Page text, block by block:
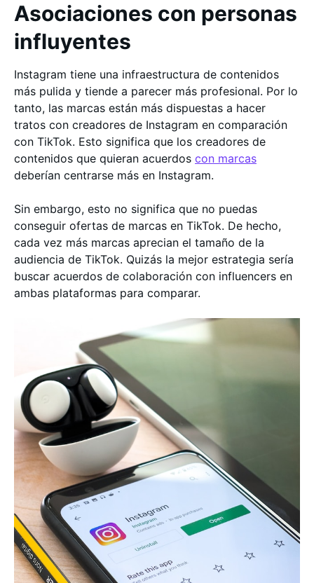
Asociaciones con personas
influyentes
Instagram tiene una infraestructura de contenidos
más pulida y tiende a parecer más profesional. Por lo
tanto, las marcas están más dispuestas a hacer
tratos con creadores de Instagram en comparación
con TikTok. Esto significa que los creadores de
contenidos que quieran acuerdos con marcas
deberían centrarse más en Instagram.
Sin embargo, esto no significa que no puedas
conseguir ofertas de marcas en TikTok. De hecho,
cada vez más marcas aprecian el tamaño de la
audiencia de TikTok. Quizás la mejor estrategia sería
buscar acuerdos de colaboración con influencers en
ambas plataformas para comparar.